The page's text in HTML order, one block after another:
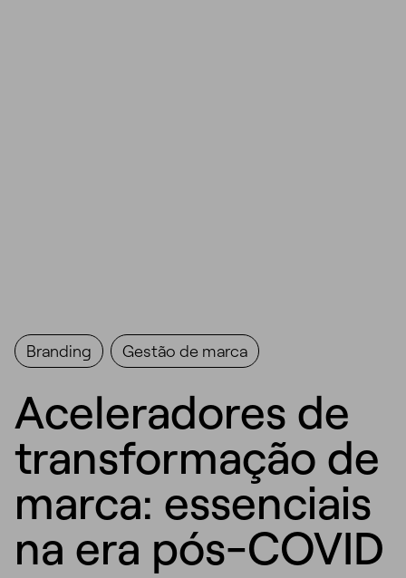
Branding Gestão de marca
Aceleradores de
transformação de
marca: essenciais
na era pós-COVID